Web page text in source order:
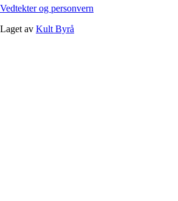
Vedtekter og personvern
Laget av Kult Byrå